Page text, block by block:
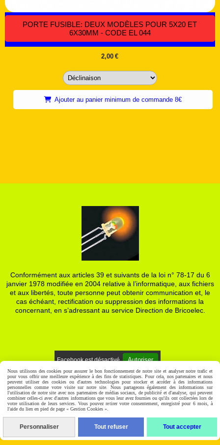
PORTE FUSIBLE: DEUX MODÈLES POUR 5X20 ET
6X30MM - CODE EL 044
2,00 €
Ajouter au panier minimum de commande 8€
Conformément aux articles 39 et suivants de la loi n° 78-17 du 6
janvier 1978 modifiée en 2004 relative à l’informatique, aux fichiers
et aux libertés, toute personne peut obtenir communication et, le
cas échéant, rectification ou suppression des informations la
concernant, en s’adressant au service Direction de Bricoelec.
Facebook est désactivé. Autoriser
Mentions Légales Gestion cookies Mon Compte
Nous utilisons des cookies pour assurer le bon fonctionnement de notre site et analyser notre trafic et
pour vous offrir une meilleure expérience à des fins de statistiques. Pour cela, nos partenaires et nous
peuvent utiliser des cookies ou d'autres technologies pour stocker et accéder à des informations
personnelles comme votre visite sur notre site. Nous partageons également des informations sur
l'utilisation de notre site avec nos partenaires de médias sociaux, de publicité et d'analyse, qui peuvent
combiner celles-ci avec d'autres informations que vous leur avez fournies ou qu'ils ont collectées lors de
votre utilisation de leurs services. Vous pouvez retirer votre consentement, enregistré pour 6 mois, à
l'aide du lien en pied de page « Gestion Cookies ».
Personnaliser Tout refuser Tout accepter